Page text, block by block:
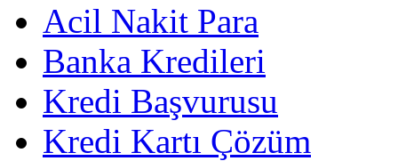
Acil Nakit Para
Banka Kredileri
Kredi Başvurusu
Kredi Kartı Çözüm